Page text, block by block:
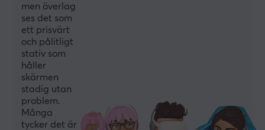
GARANTI
Producentens garanti
2 års garanti
MÅTT & VIKT
Maxvikt per skärm
men överlag
ses det som
ett prisvärt
och pålitligt
stativ som
håller
skärmen
stadig utan
problem.
Många
tycker det är